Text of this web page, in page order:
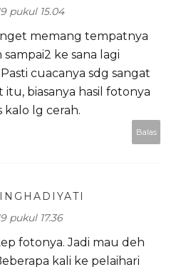
pukul 15.04
memang tempatnya
ke sana lagi
cuacanya sdg sangat
itu, biasanya hasil fotonya
kalo lg cerah.
Balas
pukul 17.36
fotonya. Jadi mau deh
kali ke pelaihari